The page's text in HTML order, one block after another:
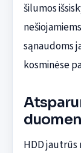
šilumos
sąnaudoms
kosminėse
HDD jautrūs